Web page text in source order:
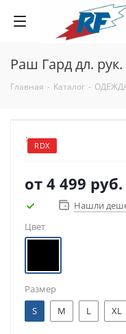
Раш Гард дл. рук.
Главная - Каталог -
RDX
:
от 4 499 руб.
Нашли
Цвет
Размер
S
M L XL